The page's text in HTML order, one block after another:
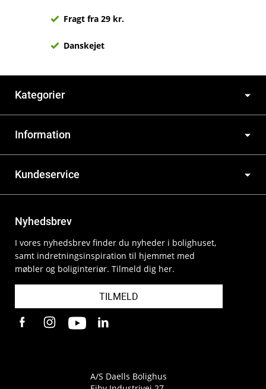
Fragt fra 29 kr.
Danskejet
Kategorier
Information
Kundeservice
Nyhedsbrev
I vores nyhedsbrev finder du nyheder i bolighuset,
samt indretningsinspiration til hjemmet med
møbler og boliginteriør. Tilmeld dig her.
TILMELD
A/S Daells Bolighus